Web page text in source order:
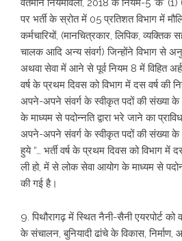
वर्तमान नियमावली, 2018 के नियम-5 ’क’
पर भर्ती के स्रोत में 05 प्रतिशत विभाग में
कर्मचारियों, (मानचित्रकार, लिपिक, व्यक्तिक
चालक आदि अन्य संवर्ग) जिन्होंने विभाग से
अथवा सेवा में आने से पूर्व नियम 8 में विहित
वर्ष के प्रथम दिवस को विभाग में दस वर्ष की
अपने-अपने संवर्ग के स्वीकृत पदों की संख्या
के माध्यम से पदोन्नति द्वारा भरे जाने का
अपने-अपने संवर्ग के स्वीकृत पदों की संख्या के
हुये “… भर्ती वर्ष के प्रथम दिवस को विभाग में
ली हो, में से लोक सेवा आयोग के माध्यम से
की गई है।
9. पिथौरागढ़ में स्थित नैनी-सैनी एयरपोर्ट को
के संचालन, बुनियादी ढांचे के विकास,